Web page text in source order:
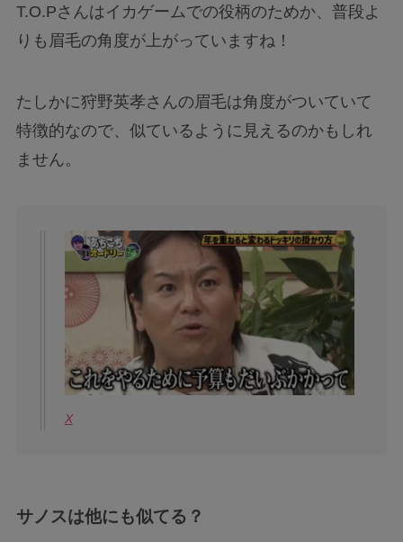
T.O.Pさんはイカゲームでの役柄のためか、普段よ
りも眉毛の角度が上がっていますね！
たしかに狩野英孝さんの眉毛は角度がついていて
特徴的なので、似ているように見えるのかもしれ
ません。
X
サノスは他にも似てる？